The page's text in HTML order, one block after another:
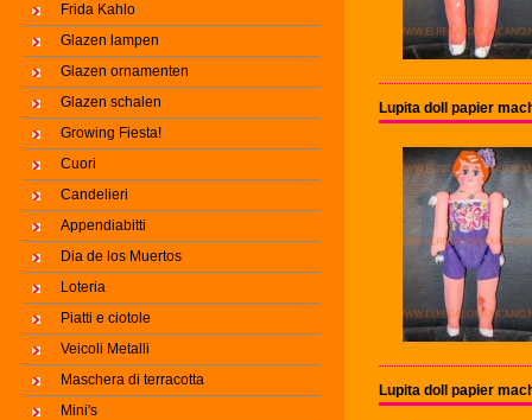
Frida Kahlo
Glazen lampen
Glazen ornamenten
Glazen schalen
Growing Fiesta!
Cuori
Candelieri
Appendiabitti
Dia de los Muertos
Loteria
Piatti e ciotole
Veicoli Metalli
Maschera di terracotta
Mini's
Lupita doll papier
Lupita doll papier